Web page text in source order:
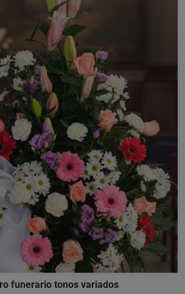
funerario tonos variados